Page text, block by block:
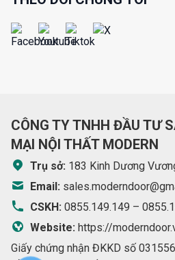
CÔNG TY TNHH ĐẦU TƯ
MẠI NỘI THẤT MODERN
Trụ sở: 183 Kinh Dương
Email:
CSKH: 0855.149.149 –
Website: https://
Giấy chứng nhận ĐKKD số